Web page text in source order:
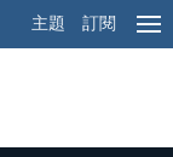
主題 訂閱